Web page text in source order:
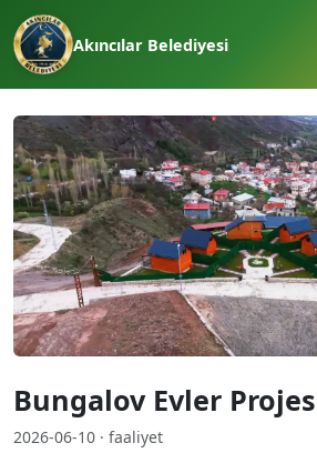
Akıncılar Belediyesi
Bungalov Evler
2026-06-10 · faaliyet